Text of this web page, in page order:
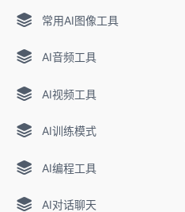
常用AI图像工具
AI音频工具
AI视频工具
AI训练模式
AI编程工具
AI对话聊天